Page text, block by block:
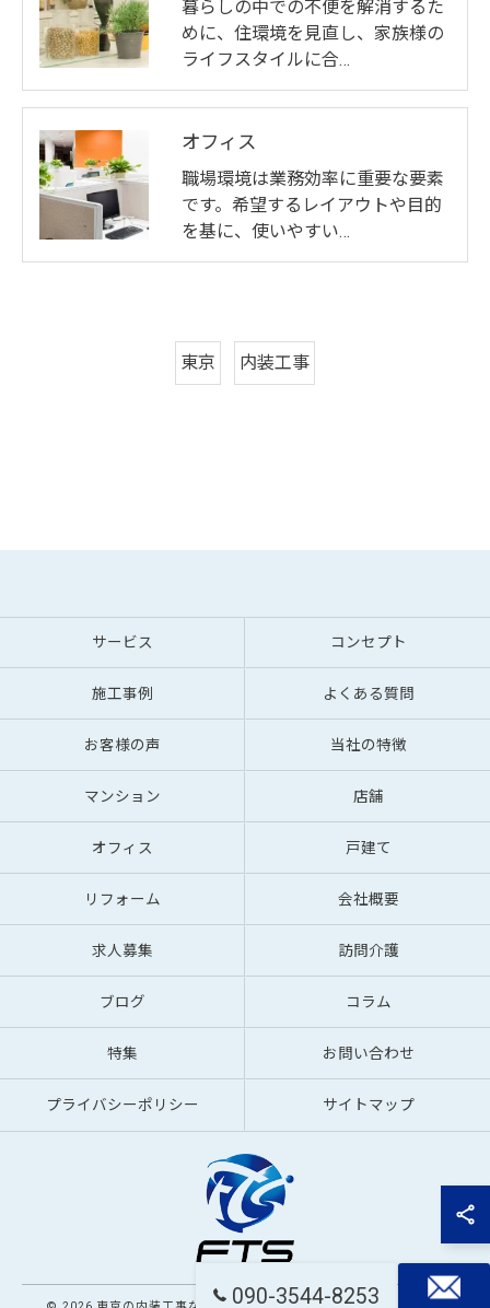
暮らしの中での不便を解消するた
めに、住環境を見直し、家族様の
ライフスタイルに合…
オフィス
職場環境は業務効率に重要な要素
です。希望するレイアウトや目的
を基に、使いやすい…
東京 内装工事
090-3544-8253
サービス コンセプト
施工事例 よくある質問
お客様の声 当社の特徴
マンション 店舗
オフィス 戸建て
リフォーム 会社概要
求人募集 訪問介護
ブログ コラム
特集 お問い合わせ
プライバシーポリシー サイトマップ